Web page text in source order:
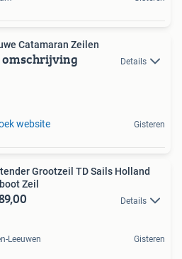
Catamaran Zeilen
omschrijving Details
website Gisteren
Grootzeil TD Sails Holland
Zeil
Details
Leeuwen Gisteren